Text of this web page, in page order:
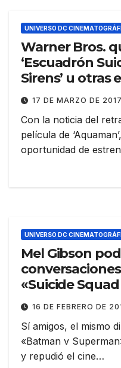
UNIVERSO DC
Warner Bros.
‘Escuadrón
Sirens’ u otras
17 DE MARZO DE 2017
Con la noticia del
película de
oportunidad de
UNIVERSO DC
Mel Gibson
«Suicide Squad
16 DE FEBRERO DE
Sí amigos, el mismo
«Batman v
y repudió el cine…